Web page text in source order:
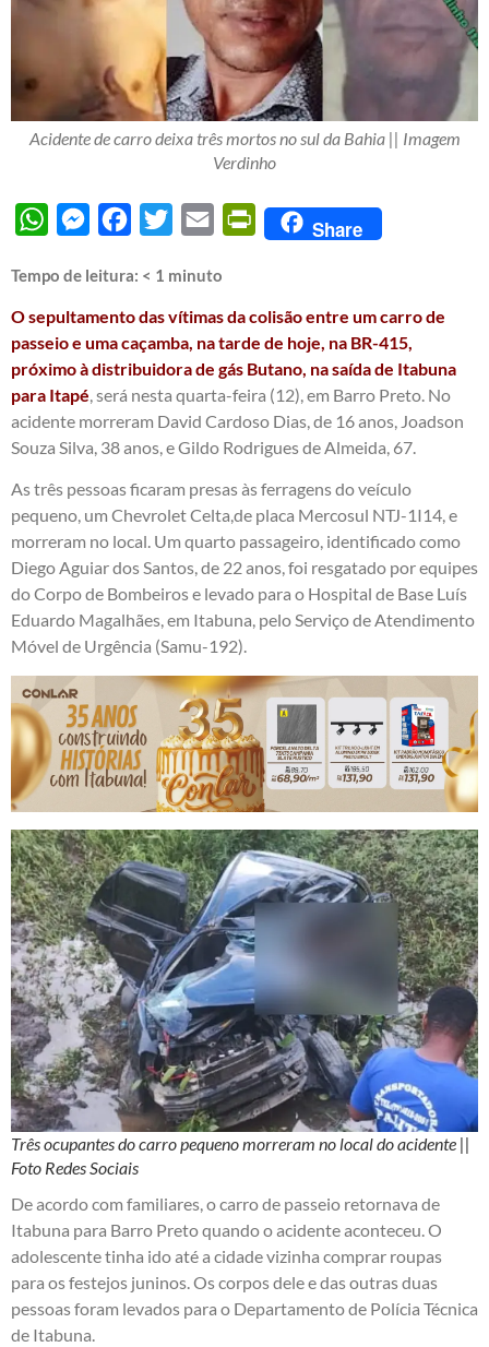
Acidente de carro deixa três mortos no sul da Bahia || Imagem
Verdinho
WhatsAppMessengerFacebook
Twitter Email PrintFriendly
Share
Tempo de leitura: < 1 minuto
O sepultamento das vítimas da colisão entre um carro de
passeio e uma caçamba, na tarde de hoje, na BR-415,
próximo à distribuidora de gás Butano, na saída de Itabuna
para Itapé , será nesta quarta-feira (12), em Barro Preto. No
acidente morreram David Cardoso Dias, de 16 anos, Joadson
Souza Silva, 38 anos, e Gildo Rodrigues de Almeida, 67.
As três pessoas ficaram presas às ferragens do veículo
pequeno, um Chevrolet Celta,de placa Mercosul NTJ-1I14, e
morreram no local. Um quarto passageiro, identificado como
Diego Aguiar dos Santos, de 22 anos, foi resgatado por equipes
do Corpo de Bombeiros e levado para o Hospital de Base Luís
Eduardo Magalhães, em Itabuna, pelo Serviço de Atendimento
Móvel de Urgência (Samu-192).
Três ocupantes do carro pequeno morreram no local do acidente ||
Foto Redes Sociais
De acordo com familiares, o carro de passeio retornava de
Itabuna para Barro Preto quando o acidente aconteceu. O
adolescente tinha ido até a cidade vizinha comprar roupas
para os festejos juninos. Os corpos dele e das outras duas
pessoas foram levados para o Departamento de Polícia Técnica
de Itabuna.